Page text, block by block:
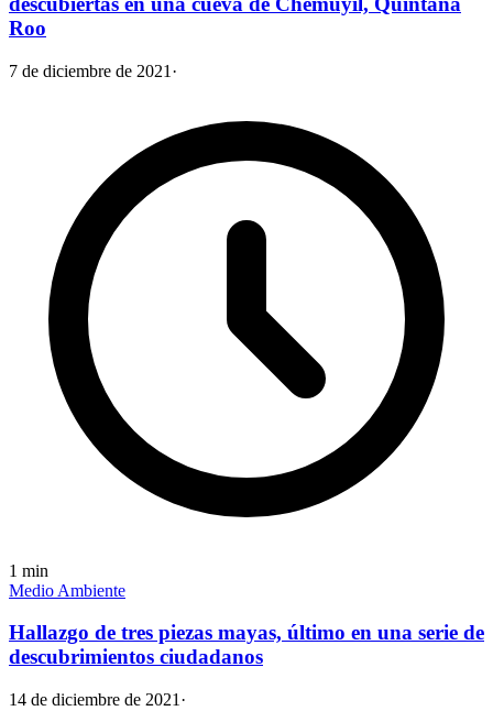
Roo
7 de diciembre de 2021 ·
1 min
Medio Ambiente
Hallazgo de tres piezas mayas, último en una serie de
descubrimientos ciudadanos
14 de diciembre de 2021 ·